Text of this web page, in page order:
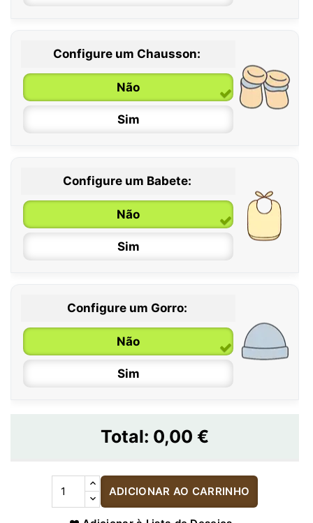
0 / 6 meses
6 / 12 meses
12 / 18 meses
Configure um Chausson:
Não
Sim
Configure um Babete:
Não
Sim
Configure um Gorro:
Não
Sim
Total: 0,00 €
ADICIONAR AO CARRINHO